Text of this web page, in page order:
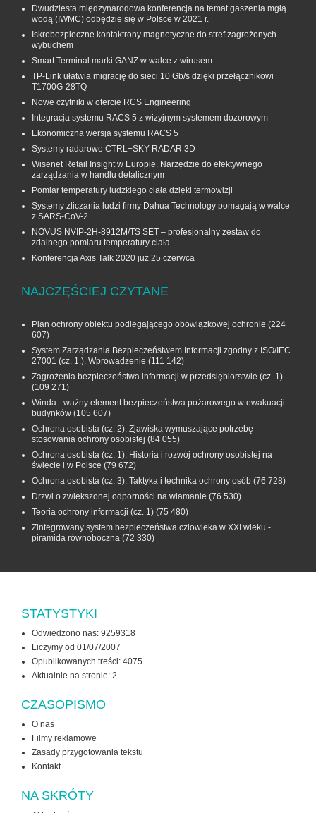
Dwudziesta międzynarodowa konferencja na temat gaszenia mgłą
wodą (IWMC) odbędzie się w Polsce w 2021 r.
Iskrobezpieczne kontaktrony magnetyczne do stref zagrożonych
wybuchem
Smart Terminal marki GANZ w walce z wirusem
TP-Link ułatwia migrację do sieci 10 Gb/s dzięki przełącznikowi
T1700G‑28TQ
Nowe czytniki w ofercie RCS Engineering
Integracja systemu RACS 5 z wizyjnym systemem dozorowym
Ekonomiczna wersja systemu RACS 5
Systemy radarowe CTRL+SKY RADAR 3D
Wisenet Retail Insight w Europie. Narzędzie do efektywnego
zarządzania w handlu detalicznym
Pomiar temperatury ludzkiego ciała dzięki termowizji
Systemy zliczania ludzi firmy Dahua Technology pomagają w walce
z SARS-CoV-2
NOVUS NVIP-2H-8912M/TS SET – profesjonalny zestaw do
zdalnego pomiaru temperatury ciała
Konferencja Axis Talk 2020 już 25 czerwca
NAJCZĘŚCIEJ CZYTANE
Plan ochrony obiektu podlegającego obowiązkowej ochronie (224
607)
System Zarządzania Bezpieczeństwem Informacji zgodny z ISO/IEC
27001 (cz. 1.). Wprowadzenie (111 142)
Zagrożenia bezpieczeństwa informacji w przedsiębiorstwie (cz. 1)
(109 271)
Winda - ważny element bezpieczeństwa pożarowego w ewakuacji
budynków (105 607)
Ochrona osobista (cz. 2). Zjawiska wymuszające potrzebę
stosowania ochrony osobistej (84 055)
Ochrona osobista (cz. 1). Historia i rozwój ochrony osobistej na
świecie i w Polsce (79 672)
Ochrona osobista (cz. 3). Taktyka i technika ochrony osób (76 728)
Drzwi o zwiększonej odporności na włamanie (76 530)
Teoria ochrony informacji (cz. 1) (75 480)
Zintegrowany system bezpieczeństwa człowieka w XXI wieku -
piramida równoboczna (72 330)
STATYSTYKI
Odwiedzono nas: 9259318
Liczymy od 01/07/2007
Opublikowanych treści: 4075
Aktualnie na stronie: 2
CZASOPISMO
O nas
Filmy reklamowe
Zasady przygotowania tekstu
Kontakt
NA SKRÓTY